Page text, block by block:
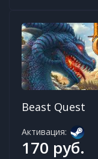
Beast Quest
Активация:
170 руб.